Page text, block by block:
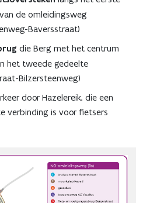
de omleidingsweg
Baversstraat)
die Berg met het centrum
het tweede gedeelte
Bilzersteenweg)
door Hazelereik, die een
verbinding is voor fietsers